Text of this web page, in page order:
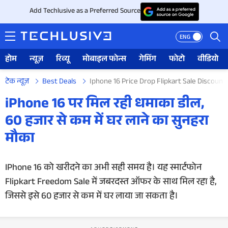
Add Techlusive as a Preferred Source
ENG
होम न्यूज़ रिव्यू मोबाइल फोन्स गेमिंग फोटो वीडियो
होम
न्यूज़
रिव्यू
मोबाइल फोन्स
गेमिंग
टेक न्यूज़ Best Deals Iphone 16 Price Drop Flipkart Sale
iPhone 16 पर मिल रही धमाका डील,
60 हजार से कम में घर लाने का सुनहरा
मौका
IPhone 16 को खरीदने का अभी सही समय है। यह स्मार्टफोन
Flipkart Freedom Sale में जबरदस्त ऑफर के साथ मिल रहा है,
जिससे इसे 60 हजार से कम में घर लाया जा सकता है।